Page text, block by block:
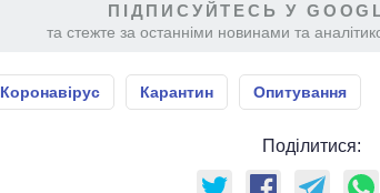
ПІДПИСУЙТЕСЬ У
та стежте за останніми новинами та
Коронавірус Карантин Опитування
Поділитися: